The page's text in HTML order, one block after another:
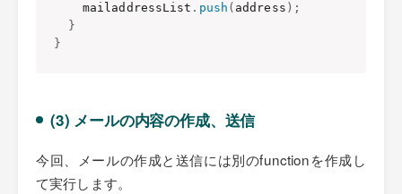
    mailaddressList
. push ( address ) ;
}
}
(3) メールの内容の作成、送信
今回、メールの作成と送信には別のfunctionを作成し
て実行します。